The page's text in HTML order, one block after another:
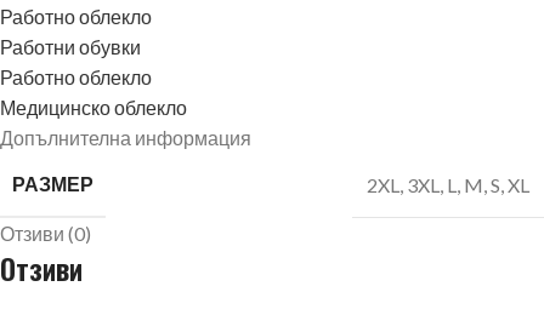
Работно облекло
Работни обувки
Работно облекло
Медицинско облекло
Допълнителна информация
РАЗМЕР
2XL, 3XL, L, M,S,XL
Отзиви (0)
Отзиви